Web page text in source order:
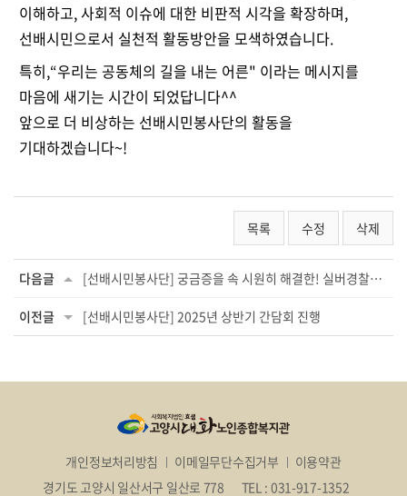
이해하고, 사회적 이슈에 대한 비판적 시각을 확장하며,
선배시민으로서 실천적 활동방안을 모색하였습니다.
특히,“우리는 공동체의 길을 내는 어른" 이라는 메시지를
마음에 새기는 시간이 되었답니다^^
앞으로 더 비상하는 선배시민봉사단의 활동을
기대하겠습니다~!
목록 수정 삭제
다음글 [선배시민봉사단] 궁금증을 속 시원히 해결한! 실버경찰대 교통안전 교육
이전글 [선배시민봉사단] 2025년 상반기 간담회 진행
개인정보처리방침 이메일무단수집거부
이용약관
경기도 고양시 일산서구 일산로 778
TEL : 031-917-1352